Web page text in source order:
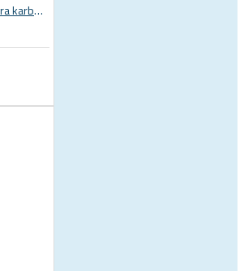
DEDA Superleggera karbon országúti kormány